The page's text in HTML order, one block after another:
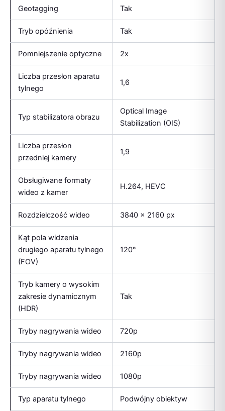
Geotagging Tak
Tryb opóźnienia Tak
Pomniejszenie optyczne 2x
Liczba przesłon aparatu
tylnego
1,6
Typ stabilizatora obrazu
Optical Image
Stabilization (OIS)
Liczba przesłon
przedniej kamery
1,9
Obsługiwane formaty
wideo z kamer
H.264, HEVC
Rozdzielczość wideo 3840 x 2160 px
Kąt pola widzenia
drugiego aparatu tylnego
(FOV)
120°
Tryb kamery o wysokim
zakresie dynamicznym
(HDR)
Tak
Tryby nagrywania wideo 720p
Tryby nagrywania wideo 2160p
Tryby nagrywania wideo 1080p
Typ aparatu tylnego Podwójny obiektyw